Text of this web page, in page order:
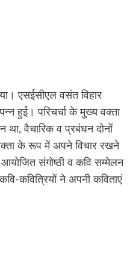
एसईसीएल वसंत विहार
हुई। परिचर्चा के मुख्य वक्ता
वैचारिक व प्रबंधन दोनों
वक्ता के रूप में अपने विचार रखने
संगोष्ठी व कवि सम्मेलन
कवित्रियों ने अपनी कविताएं